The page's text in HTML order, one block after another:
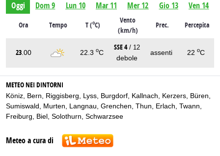
Oggi
Dom 9 Lun 10 Mar 11 Mer 12 Gio 13 Ven 14
Ora Tempo T (oC)
Vento
(km/h)
Prec. Percepita
23 .00 22.3 oC
SSE 4 / 12
debole
assenti 22 oC
METEO NEI DINTORNI
Köniz Bern Riggisberg Lyss Burgdorf Kallnach Kerzers Büren
Sumiswald
Murten Langnau Grenchen Thun Erlach Twann
Freiburg
Biel Solothurn Schwarzsee
Meteo a cura di